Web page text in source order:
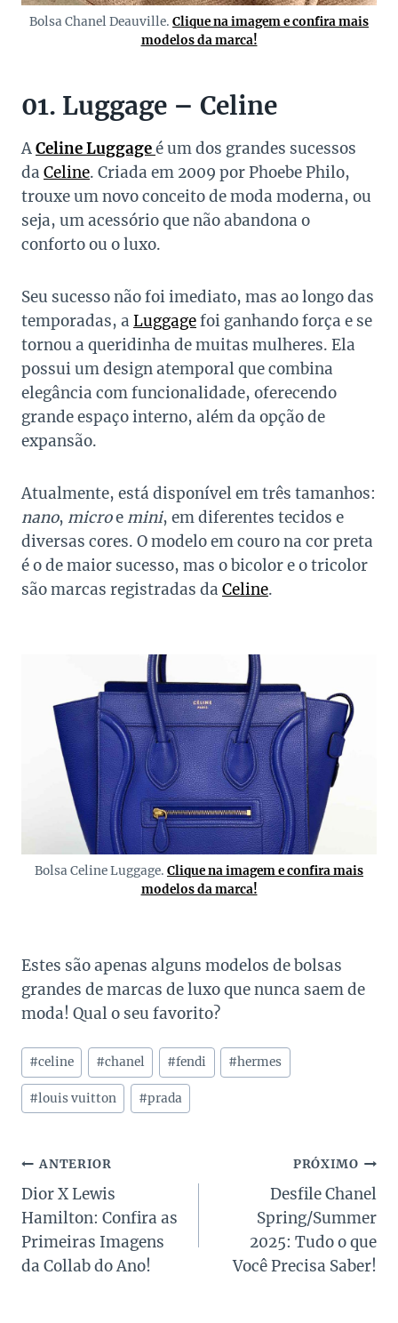
Bolsa Chanel Deauville. Clique na imagem e confira mais
modelos da marca!
01. Luggage – Celine
ACeline Luggageé um dos grandes sucessos
da Celine. Criada em 2009 por Phoebe Philo,
trouxe um novo conceito de moda moderna, ou
seja, um acessório que não abandona o
conforto ou o luxo.
Seu sucesso não foi imediato, mas ao longo das
temporadas, a Luggagefoi ganhando força e se
tornou a queridinha de muitas mulheres. Ela
possui um design atemporal que combina
elegância com funcionalidade, oferecendo
grande espaço interno, além da opção de
expansão.
Atualmente, está disponível em três tamanhos:
nano, microemini, em diferentes tecidos e
diversas cores. O modelo em couro na cor preta
é o de maior sucesso, mas o bicolor e o tricolor
são marcas registradas da Celine.
Bolsa Celine Luggage. Clique na imagem e confira mais
modelos da marca!
Estes são apenas alguns modelos de bolsas
grandes de marcas de luxo que nunca saem de
moda! Qual o seu favorito?
Tags
do
Post:
#celine #chanel #fendi #hermes
#louis vuitton #prada
Navegação
de
Post
ANTERIOR
Dior X Lewis
Hamilton: Confira as
Primeiras Imagens
da Collab do Ano!
PRÓXIMO
Desfile Chanel
Spring/Summer
2025: Tudo o que
Você Precisa Saber!